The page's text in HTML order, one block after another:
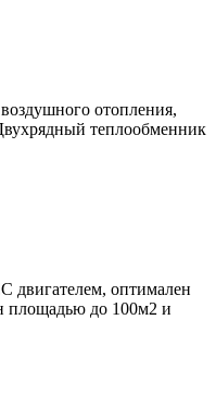
отопления,
теплообменник
двигателем, оптимален
площадью до 100м2 и